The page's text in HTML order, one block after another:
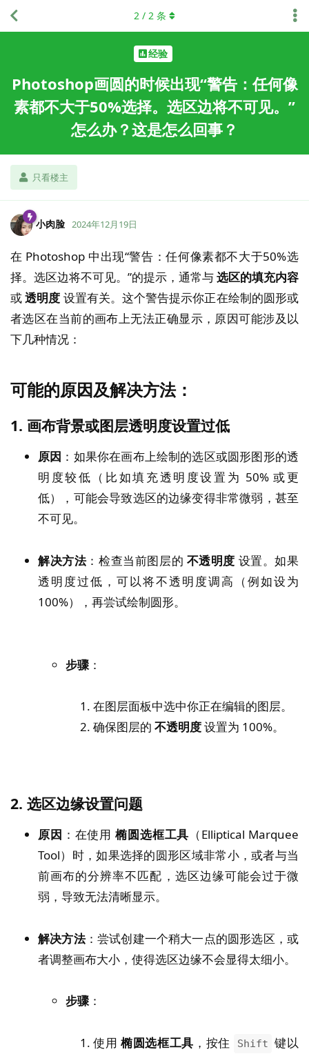
经验
Photoshop画圆的时候出现“警告：任何像
素都不大于50%选择。选区边将不可见。”
怎么办？这是怎么回事？
只看楼主
2 / 2 条
小肉脸 2024年12月19日
在 Photoshop 中出现“警告：任何像素都不大于50%选
择。选区边将不可见。”的提示，通常与选区的填充内容
或透明度 设置有关。这个警告提示你正在绘制的圆形或
者选区在当前的画布上无法正确显示，原因可能涉及以
下几种情况：
可能的原因及解决方法：
1. 画布背景或图层透明度设置过低
原因 ：如果你在画布上绘制的选区或圆形图形的透
明度较低（比如填充透明度设置为 50% 或更
低），可能会导致选区的边缘变得非常微弱，甚至
不可见。
解决方法：检查当前图层的 不透明度 设置。如果
透明度过低，可以将不透明度调高（例如设为
100%），再尝试绘制圆形。
步骤 ：
在图层面板中选中你正在编辑的图层。
确保图层的 不透明度设置为 100%。
2. 选区边缘设置问题
原因 ：在使用椭圆选框工具 （Elliptical Marquee
Tool）时，如果选择的圆形区域非常小，或者与当
前画布的分辨率不匹配，选区边缘可能会过于微
弱，导致无法清晰显示。
解决方法：尝试创建一个稍大一点的圆形选区，或
者调整画布大小，使得选区边缘不会显得太细小。
步骤：
使用 椭圆选框工具 ，按住 Shift 键以